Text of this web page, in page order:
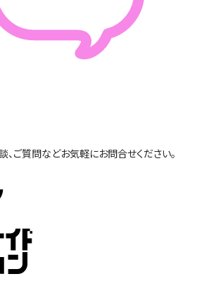
、ご質問などお気軽にお問合せください。